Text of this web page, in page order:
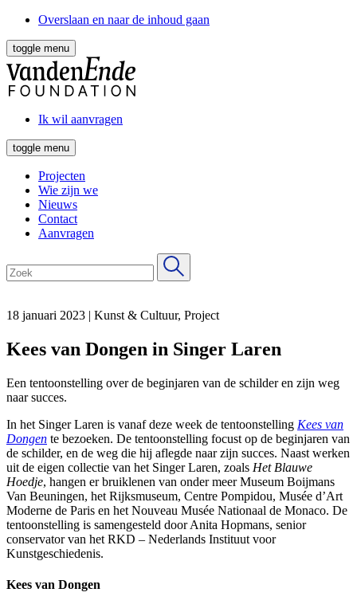
Overslaan en naar de inhoud gaan
toggle menu
Ik wil aanvragen
toggle menu
Projecten
Wie zijn we
Nieuws
Contact
Aanvragen
18 januari 2023 | Kunst & Cultuur, Project
Kees van Dongen in Singer Laren
Een tentoonstelling over de beginjaren van de schilder en zijn weg
naar succes.
In het Singer Laren is vanaf deze week de tentoonstelling Kees van
Dongen te bezoeken. De tentoonstelling focust op de beginjaren van
de schilder, en de weg die hij aflegde naar zijn succes. Naast werken
uit de eigen collectie van het Singer Laren, zoals Het Blauwe
Hoedje, hangen er bruiklenen van onder meer Museum Boijmans
Van Beuningen, het Rijksmuseum, Centre Pompidou, Musée d’Art
Moderne de Paris en het Nouveau Musée Nationaal de Monaco. De
tentoonstelling is samengesteld door Anita Hopmans, senior
conservator van het RKD – Nederlands Instituut voor
Kunstgeschiedenis.
Kees van Dongen